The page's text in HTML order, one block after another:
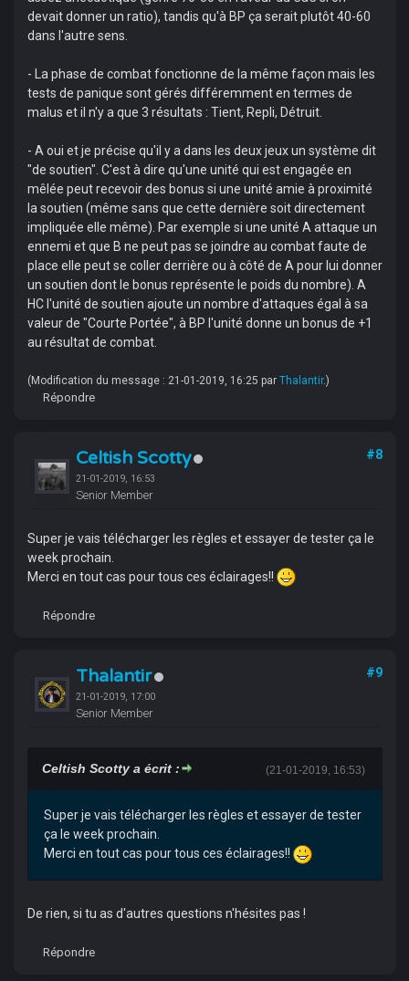
devait donner un ratio), tandis qu'à BP ça serait plutôt 40-60
dans l'autre sens.
- La phase de combat fonctionne de la même façon mais les
tests de panique sont gérés différemment en termes de
malus et il n'y a que 3 résultats : Tient, Repli, Détruit.
- A oui et je précise qu'il y a dans les deux jeux un système dit
"de soutien". C'est à dire qu'une unité qui est engagée en
mêlée peut recevoir des bonus si une unité amie à proximité
la soutien (même sans que cette dernière soit directement
impliquée elle même). Par exemple si une unité A attaque un
ennemi et que B ne peut pas se joindre au combat faute de
place elle peut se coller derrière ou à côté de A pour lui donner
un soutien dont le bonus représente le poids du nombre). A
HC l'unité de soutien ajoute un nombre d'attaques égal à sa
valeur de "Courte Portée", à BP l'unité donne un bonus de +1
au résultat de combat.
(Modification du message : 21-01-2019, 16:25 par Thalantir.)
Répondre
Celtish Scotty
21-01-2019, 16:53
Senior Member
#8
Super je vais télécharger les règles et essayer de tester ça le
week prochain.
Merci en tout cas pour tous ces éclairages!!
Répondre
Thalantir
21-01-2019, 17:00
Senior Member
#9
(21-01-2019, 16:53)
Celtish Scotty a écrit :
Super je vais télécharger les règles et essayer de tester
ça le week prochain.
Merci en tout cas pour tous ces éclairages!!
De rien, si tu as d'autres questions n'hésites pas !
Répondre